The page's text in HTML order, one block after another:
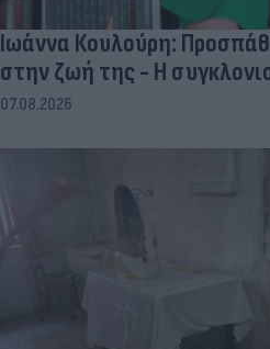
Ιωάννα Κουλούρη:
στην ζωή της - Η
07.08.2026